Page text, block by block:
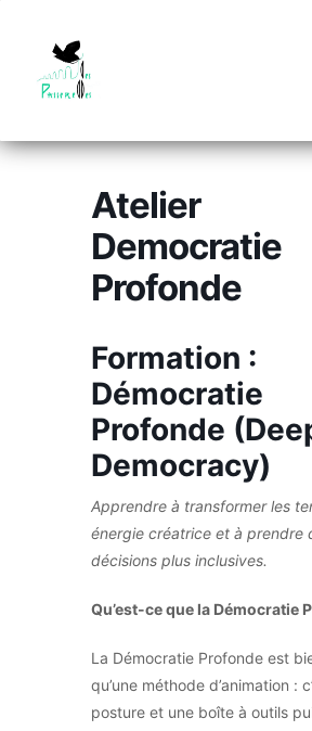
Atelier
Democratie
Profonde
Formation :
Démocratie
Profonde
Democracy)
Apprendre à transformer les
énergie créatrice et à prendre
décisions plus inclusives.
Qu’est-ce que la Démocratie
La Démocratie Profonde est
qu’une méthode d’animation :
posture et une boîte à outils